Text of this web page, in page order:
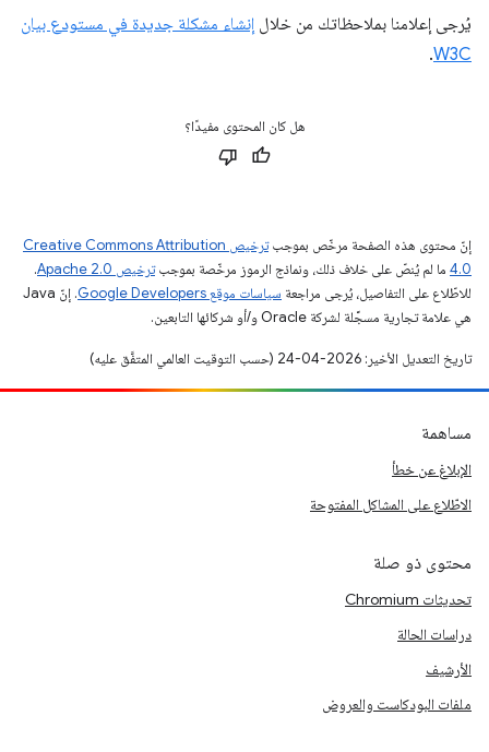
يُرجى إعلامنا بملاحظاتك من خلال إنشاء مشكلة جديدة في مستودع بيان
W3C
.
هل كان المحتوى مفيدًا؟
إنّ محتوى هذه الصفحة مرخّص بموجب
ترخيص Creative Commons Attribution
4.0‏ ما لم يُنصّ على خلاف ذلك، ونماذج الرموز مرخّصة بموجبترخيص Apache 2.0‏
.
للاطّلاع على التفاصيل، يُرجى مراجعة سياسات موقع Google Developers‏
. إنّ Java
هي علامة تجارية مسجَّلة لشركة Oracle و/أو شركائها التابعين.
تاريخ التعديل الأخير: 2026-04-24 (حسب التوقيت العالمي المتفَّق عليه)
مساهمة
الإبلاغ عن خطأ
الاطّلاع على المشاكل المفتوحة
محتوى ذو صلة
تحديثات Chromium
دراسات الحالة
الأرشيف
ملفات البودكاست والعروض